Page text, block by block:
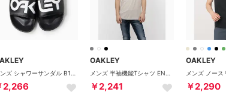
2,266
OAKLEY
￥2,241
OAKLEY
￥2,290